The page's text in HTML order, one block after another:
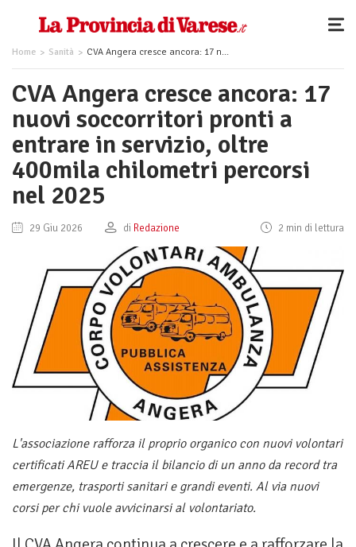
Home Sanità CVA Angera cresce ancora: 17 nuovi soccorritori pronti a entrare in servizio, oltre 400mila chilometri percorsi nel 2025
CVA Angera cresce ancora: 17
nuovi soccorritori pronti a
entrare in servizio, oltre
400mila chilometri percorsi
nel 2025
29 Giu 2026 di Redazione 2 min di lettura
L'associazione rafforza il proprio organico con nuovi volontari
certificati AREU e traccia il bilancio di un anno da record tra
emergenze, trasporti sanitari e grandi eventi. Al via nuovi
corsi per chi vuole avvicinarsi al volontariato.